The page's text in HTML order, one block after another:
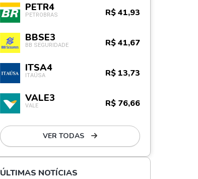
PETR4
PETROBRAS R$ 41,93
BBSE3
BB SEGURIDADE R$ 41,67
ITSA4
ITAÚSA R$ 13,73
VALE3
VALE R$ 76,66
VER TODAS
ÚLTIMAS NOTÍCIAS